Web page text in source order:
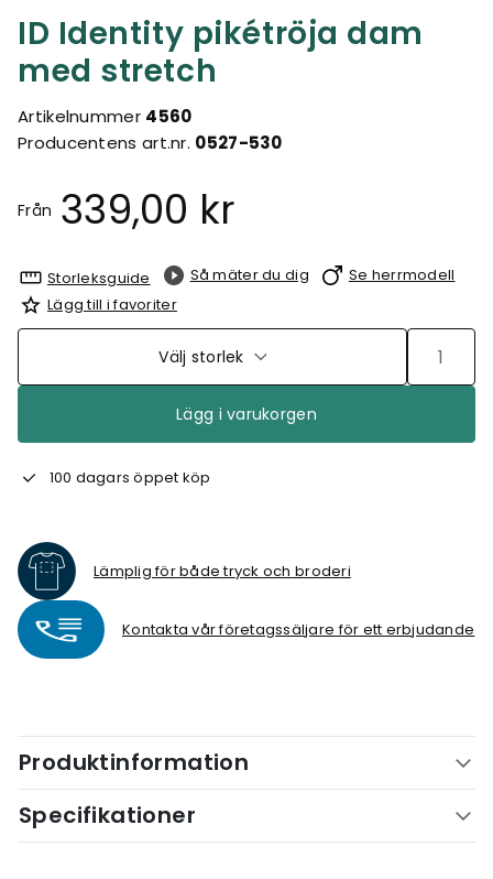
ID Identity pikétröja dam
med stretch
Artikelnummer 4560
Producentens art.nr. 0527-530
Från 339,00 kr
Storleksguide Så mäter du dig
Se herrmodell
Lägg till i favoriter
Välj storlek
Lägg i varukorgen
100 dagars öppet köp
Lämplig för både tryck och broderi
Kontakta vår företagssäljare för ett erbjudande
Produktinformation
Specifikationer